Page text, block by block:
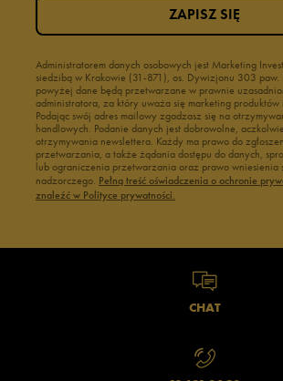
Administratorem danych osobowych jest Marketing
siedzibą w Krakowie (31-871), os. Dywizjonu 303 paw.
powyżej dane będą przetwarzane w prawnie
administratora, za który uważa się marketing produktów i
Podając swój adres mailowy zgadzasz się na
handlowych. Podanie danych jest dobrowolne,
otrzymywania newslettera. Każdy ma prawo do
przetwarzania, a także żądania dostępu do danych,
lub ograniczenia przetwarzania oraz prawo wniesienia
nadzorczego. Pełną treść oświadczenia o ochronie
znaleźć w Polityce prywatności.
ZAPISZ SIĘ
CHAT